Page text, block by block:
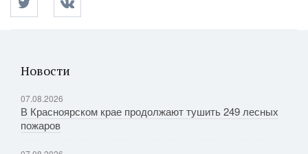
Новости
07.08.2026
В Красноярском крае продолжают тушить 249 лесных
пожаров